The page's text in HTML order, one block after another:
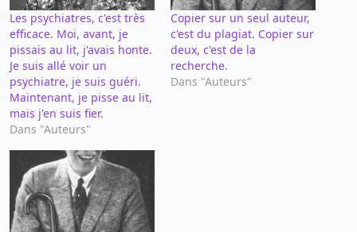
Les psychiatres, c'est très
efficace. Moi, avant, je
pissais au lit, j'avais honte.
Je suis allé voir un
psychiatre, je suis guéri.
Maintenant, je pisse au lit,
mais j'en suis fier.
Dans "Auteurs"
Copier sur un seul auteur,
c'est du plagiat. Copier sur
deux, c'est de la
recherche.
Dans "Auteurs"